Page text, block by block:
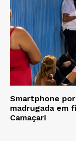
Smartphone
madrugada em
Camaçari